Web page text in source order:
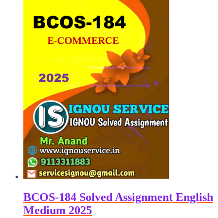
BCOS-184 Solved Assignment English
Medium 2025